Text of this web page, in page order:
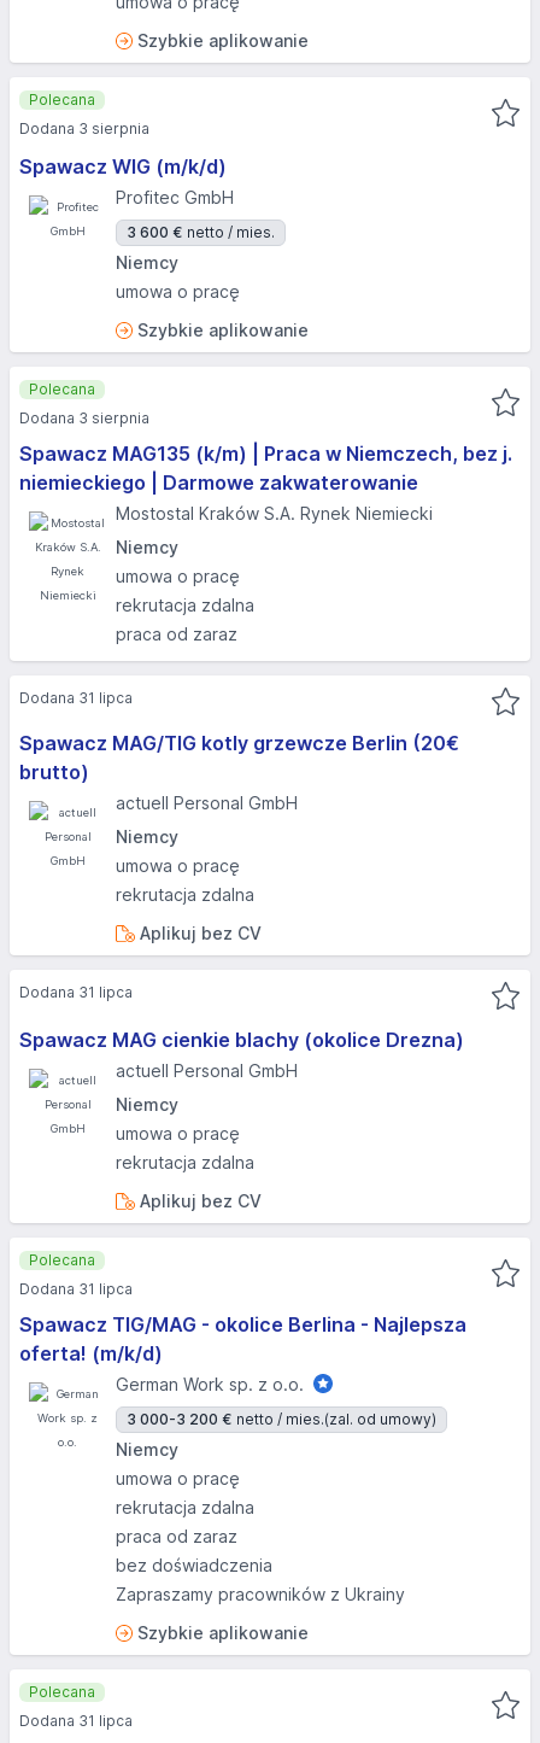
Szybkie aplikowanie
Spawacz WIG (m/k/d)
Profitec GmbH
3 600 € netto / mies.
Niemcy
umowa o pracę
Szybkie aplikowanie
Polecana
Dodana 3 sierpnia
Spawacz MAG135 (k/m) | Praca w Niemczech, bez j.
niemieckiego | Darmowe zakwaterowanie
Mostostal Kraków S.A. Rynek Niemiecki
Niemcy
umowa o pracę
rekrutacja zdalna
praca od zaraz
Polecana
Dodana 3 sierpnia
Spawacz MAG/TIG kotly grzewcze Berlin (20€
brutto)
actuell Personal GmbH
Niemcy
umowa o pracę
rekrutacja zdalna
Aplikuj bez CV
Dodana 31 lipca
Spawacz MAG cienkie blachy (okolice Drezna)
actuell Personal GmbH
Niemcy
umowa o pracę
rekrutacja zdalna
Aplikuj bez CV
Dodana 31 lipca
Spawacz TIG/MAG - okolice Berlina - Najlepsza
oferta! (m/k/d)
German Work sp. z o.o.
3 000-3 200 € netto / mies.(zal. od umowy)
Niemcy
umowa o pracę
rekrutacja zdalna
praca od zaraz
bez doświadczenia
Zapraszamy pracowników z Ukrainy
Szybkie aplikowanie
Polecana
Dodana 31 lipca
Polecana
Dodana 31 lipca